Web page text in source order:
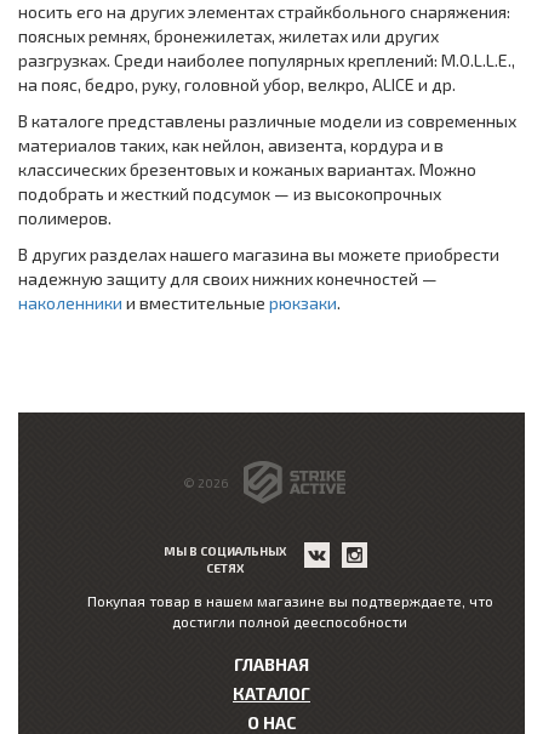
носить его на других элементах страйкбольного снаряжения:
поясных ремнях, бронежилетах, жилетах или других
разгрузках. Среди наиболее популярных креплений: M.O.L.L.E.,
на пояс, бедро, руку, головной убор, велкро, ALICE и др.
В каталоге представлены различные модели из современных
материалов таких, как нейлон, авизента, кордура и в
классических брезентовых и кожаных вариантах. Можно
подобрать и жесткий подсумок — из высокопрочных
полимеров.
В других разделах нашего магазина вы можете приобрести
надежную защиту для своих нижних конечностей —
наколенники и вместительные рюкзаки.
© 2026
МЫ В СОЦИАЛЬНЫХ
СЕТЯХ
Покупая товар в нашем магазине вы подтверждаете, что
достигли полной дееспособности
ГЛАВНАЯ
КАТАЛОГ
О НАС